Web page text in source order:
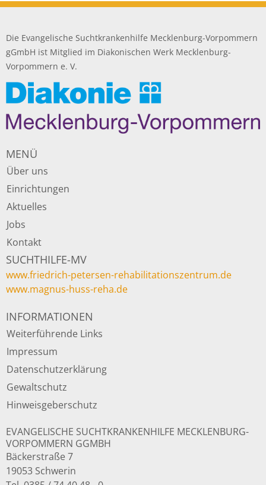
Die Evangelische Suchtkrankenhilfe Mecklenburg-Vorpommern
gGmbH ist Mitglied im Diakonischen Werk Mecklenburg-
Vorpommern e. V.
MENÜ
Über uns
Einrichtungen
Aktuelles
Jobs
Kontakt
SUCHTHILFE-MV
www.friedrich-petersen-rehabilitationszentrum.de
www.magnus-huss-reha.de
INFORMATIONEN
Weiterführende Links
Impressum
Datenschutzerklärung
Gewaltschutz
Hinweisgeberschutz
EVANGELISCHE SUCHTKRANKENHILFE MECKLENBURG-
VORPOMMERN GGMBH
Bäckerstraße 7
19053 Schwerin